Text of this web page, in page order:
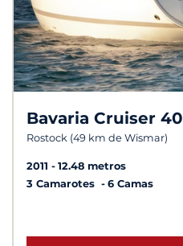
Bavaria Cruiser 40
Rostock (49 km de Wismar)
2011
12.48 metros
3 Camarotes
6 Camas